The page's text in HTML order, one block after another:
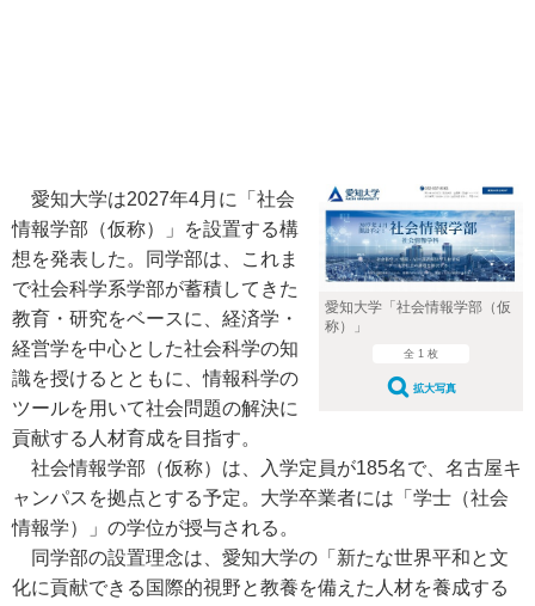
愛知大学「社会情報学部（仮
称）」
全 1 枚
拡大写真
愛知大学は2027年4月に「社会
情報学部（仮称）」を設置する構
想を発表した。同学部は、これま
で社会科学系学部が蓄積してきた
教育・研究をベースに、経済学・
経営学を中心とした社会科学の知
識を授けるとともに、情報科学の
ツールを用いて社会問題の解決に
貢献する人材育成を目指す。
社会情報学部（仮称）は、入学定員が185名で、名古屋キ
ャンパスを拠点とする予定。大学卒業者には「学士（社会
情報学）」の学位が授与される。
同学部の設置理念は、愛知大学の「新たな世界平和と文
化に貢献できる国際的視野と教養を備えた人材を養成する